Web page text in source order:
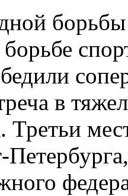
в
Третьи